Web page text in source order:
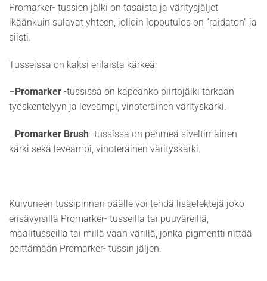
Promarker- tussien jälki on tasaista ja väritysjäljet
ikäänkuin sulavat yhteen, jolloin lopputulos on ”raidaton” ja
siisti.
Tusseissa on kaksi erilaista kärkeä:
– Promarker -tussissa on kapeahko piirtojälki tarkaan
työskentelyyn ja leveämpi, vinoteräinen värityskärki.
–Promarker Brush -tussissa on pehmeä siveltimäinen
kärki sekä leveämpi, vinoteräinen värityskärki.
Kuivuneen tussipinnan päälle voi tehdä lisäefektejä joko
erisävyisillä Promarker- tusseilla tai puuväreillä,
maalitusseilla tai millä vaan värillä, jonka pigmentti riittää
peittämään Promarker- tussin jäljen.